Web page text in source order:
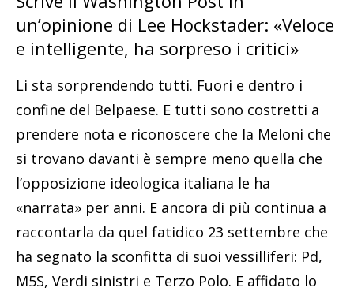
un’opinione di Lee Hockstader: «Veloce
e intelligente, ha sorpreso i critici»
Li sta sorprendendo tutti. Fuori e dentro i
confine del Belpaese. E tutti sono costretti a
prendere nota e riconoscere che la Meloni che
si trovano davanti è sempre meno quella che
l’opposizione ideologica italiana le ha
«narrata» per anni. E ancora di più continua a
raccontarla da quel fatidico 23 settembre che
ha segnato la sconfitta di suoi vessilliferi: Pd,
M5S, Verdi sinistri e Terzo Polo. E affidato lo